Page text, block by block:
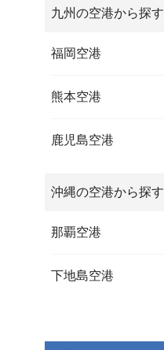
九州の空港から探す
福岡空港
熊本空港
鹿児島空港
沖縄の空港から探す
那覇空港
下地島空港